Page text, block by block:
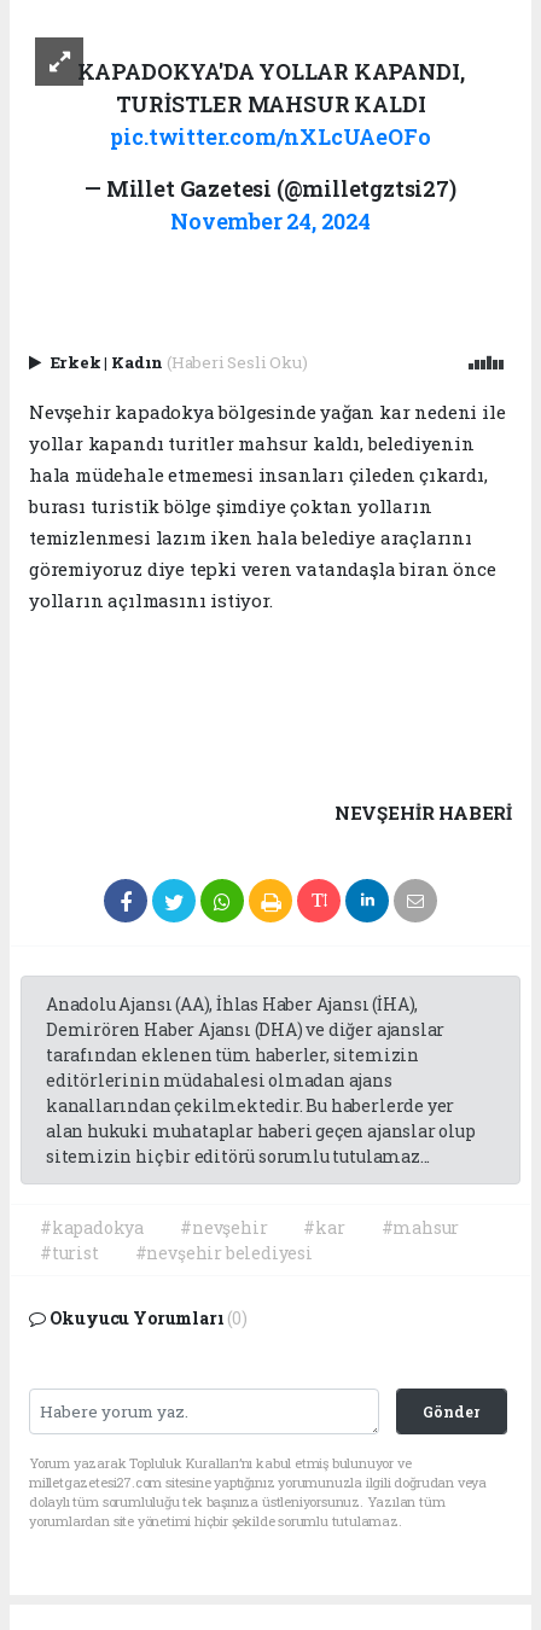
KAPADOKYA'DA YOLLAR KAPANDI,
TURİSTLER MAHSUR KALDI
pic.twitter.com/nXLcUAeOFo
— Millet Gazetesi (@milletgztsi27)
November 24, 2024
Erkek| Kadın (Haberi Sesli Oku)
Nevşehir kapadokya bölgesinde yağan kar nedeni ile
yollar kapandı turitler mahsur kaldı, belediyenin
hala müdehale etmemesi insanları çileden çıkardı,
burası turistik bölge şimdiye çoktan yolların
temizlenmesi lazım iken hala belediye araçlarını
göremiyoruz diye tepki veren vatandaşla biran önce
yolların açılmasını istiyor.
NEVŞEHIR HABERİ
Anadolu Ajansı (AA), İhlas Haber Ajansı (İHA),
Demirören Haber Ajansı (DHA) ve diğer ajanslar
tarafından eklenen tüm haberler, sitemizin
editörlerinin müdahalesi olmadan ajans
kanallarından çekilmektedir. Bu haberlerde yer
alan hukuki muhataplar haberi geçen ajanslar olup
sitemizin hiç bir editörü sorumlu tutulamaz...
#kapadokya #nevşehir #kar
#mahsur
#turist
#nevşehir belediyesi
Okuyucu Yorumları (0)
Gönder
Yorum yazarak Topluluk Kuralları’nı kabul etmiş bulunuyor ve
milletgazetesi27.com sitesine yaptığınız yorumunuzla ilgili doğrudan veya
dolaylı tüm sorumluluğu tek başınıza üstleniyorsunuz. Yazılan tüm
yorumlardan site yönetimi hiçbir şekilde sorumlu tutulamaz.